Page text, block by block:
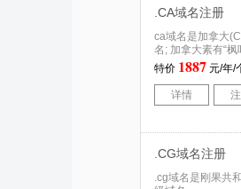
.CA域名注册
ca域名是加拿大
名; 加拿大素有“枫
特价 1887 元/年/
详情
.CG域名注册
.cg域名是刚果共